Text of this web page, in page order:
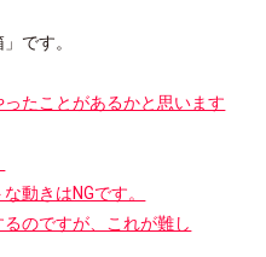
です。
たことがあるかと思います
動きはNGです。
のですが、これが難し